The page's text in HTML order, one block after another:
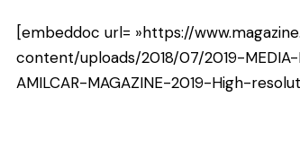
[embeddoc url= »https://
content/uploads/2018/07/2019-MEDIA-
AMILCAR-MAGAZINE-2019-High-